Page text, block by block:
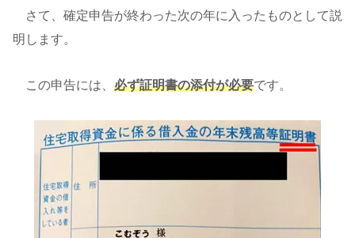
さて、確定申告が終わった次の年に入ったものとして説
明します。
この申告には、 必ず証明書の添付が必要です。